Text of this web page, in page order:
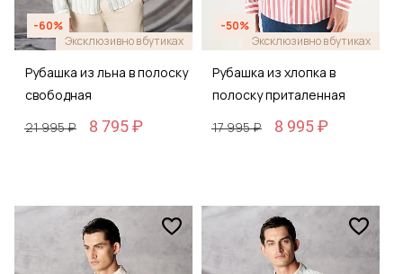
-60%
Эксклюзивно в бутиках
Рубашка из льна в полоску
свободная
21 995 ₽
8 795 ₽
-50%
Эксклюзивно в бутиках
Рубашка из хлопка в
полоску приталенная
17 995 ₽
8 995 ₽